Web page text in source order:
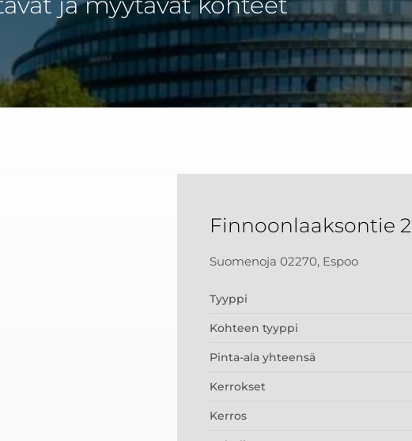
Finnoonlaaksontie 2
Suomenoja 02270, Espoo
Tyyppi
Kohteen tyyppi
Pinta-ala yhteensä
Kerrokset
Kerros